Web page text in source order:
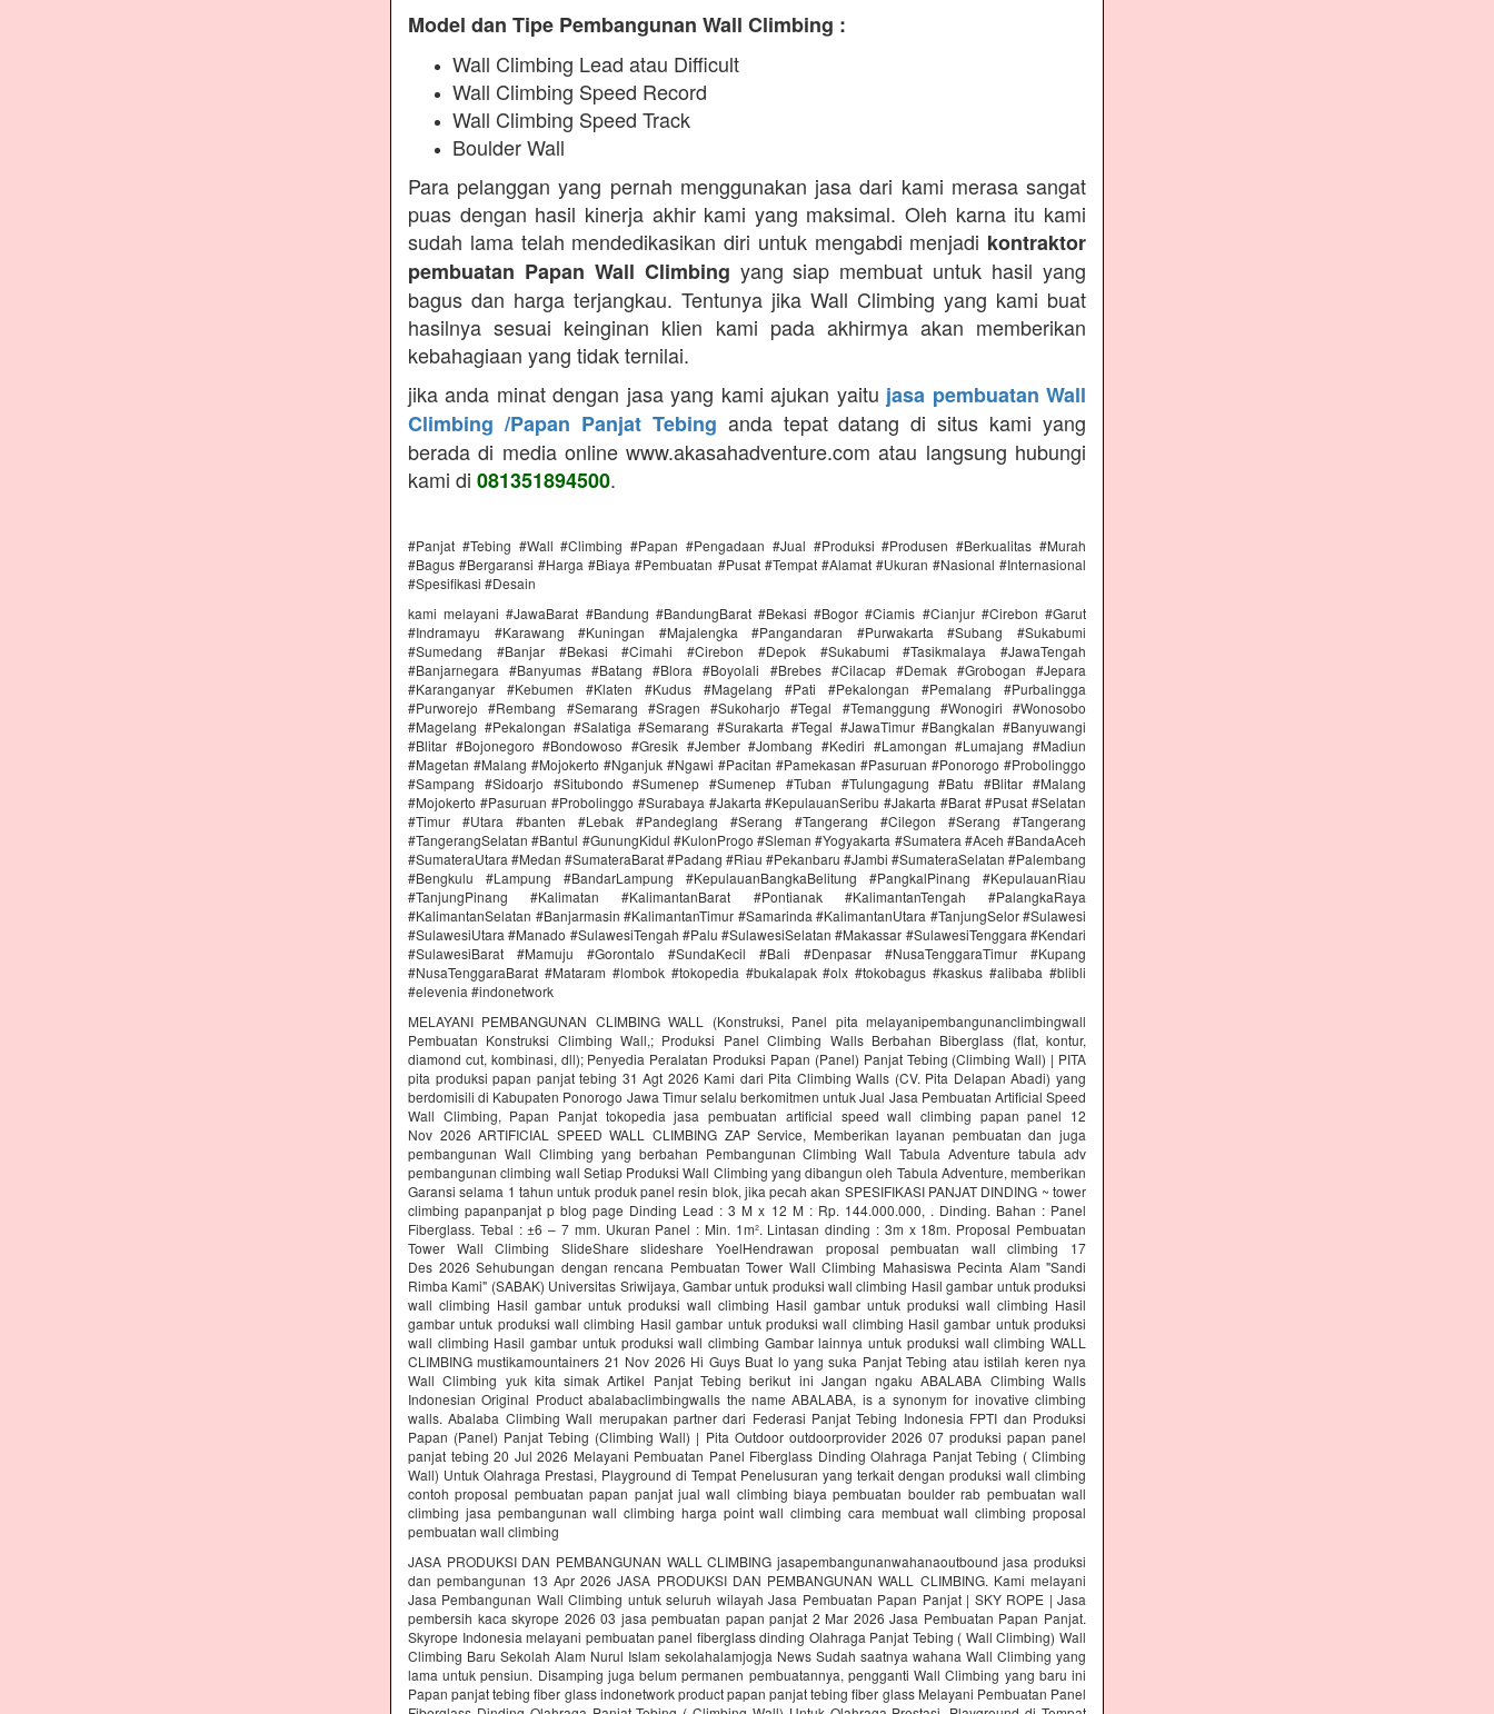
Model dan Tipe Pembangunan Wall Climbing :
Wall Climbing Lead atau Difficult
Wall Climbing Speed Record
Wall Climbing Speed Track
Boulder Wall
Para pelanggan yang pernah menggunakan jasa dari kami merasa sangat
puas dengan hasil kinerja akhir kami yang maksimal. Oleh karna itu kami
sudah lama telah mendedikasikan diri untuk mengabdi menjadi kontraktor
pembuatan Papan Wall Climbing yang siap membuat untuk hasil yang
bagus dan harga terjangkau. Tentunya jika Wall Climbing yang kami buat
hasilnya sesuai keinginan klien kami pada akhirmya akan memberikan
kebahagiaan yang tidak ternilai.
jika anda minat dengan jasa yang kami ajukan yaitu jasa pembuatan Wall
Climbing /Papan Panjat Tebing anda tepat datang di situs kami yang
berada di media online www.akasahadventure.com atau langsung hubungi
kami di 081351894500.
#Panjat #Tebing #Wall #Climbing #Papan #Pengadaan #Jual #Produksi #Produsen #Berkualitas #Murah
#Bagus #Bergaransi #Harga #Biaya #Pembuatan #Pusat #Tempat #Alamat #Ukuran #Nasional #Internasional
#Spesifikasi #Desain
kami melayani #JawaBarat #Bandung #BandungBarat #Bekasi #Bogor #Ciamis #Cianjur #Cirebon #Garut
#Indramayu #Karawang #Kuningan #Majalengka #Pangandaran #Purwakarta #Subang #Sukabumi
#Sumedang #Banjar #Bekasi #Cimahi #Cirebon #Depok #Sukabumi #Tasikmalaya #JawaTengah
#Banjarnegara #Banyumas #Batang #Blora #Boyolali #Brebes #Cilacap #Demak #Grobogan #Jepara
#Karanganyar #Kebumen #Klaten #Kudus #Magelang #Pati #Pekalongan #Pemalang #Purbalingga
#Purworejo #Rembang #Semarang #Sragen #Sukoharjo #Tegal #Temanggung #Wonogiri #Wonosobo
#Magelang #Pekalongan #Salatiga #Semarang #Surakarta #Tegal #JawaTimur #Bangkalan #Banyuwangi
#Blitar #Bojonegoro #Bondowoso #Gresik #Jember #Jombang #Kediri #Lamongan #Lumajang #Madiun
#Magetan #Malang #Mojokerto #Nganjuk #Ngawi #Pacitan #Pamekasan #Pasuruan #Ponorogo #Probolinggo
#Sampang #Sidoarjo #Situbondo #Sumenep #Sumenep #Tuban #Tulungagung #Batu #Blitar #Malang
#Mojokerto #Pasuruan #Probolinggo #Surabaya #Jakarta #KepulauanSeribu #Jakarta #Barat #Pusat #Selatan
#Timur #Utara #banten #Lebak #Pandeglang #Serang #Tangerang #Cilegon #Serang #Tangerang
#TangerangSelatan #Bantul #GunungKidul #KulonProgo #Sleman #Yogyakarta #Sumatera #Aceh #BandaAceh
#SumateraUtara #Medan #SumateraBarat #Padang #Riau #Pekanbaru #Jambi #SumateraSelatan #Palembang
#Bengkulu #Lampung #BandarLampung #KepulauanBangkaBelitung #PangkalPinang #KepulauanRiau
#TanjungPinang #Kalimatan #KalimantanBarat #Pontianak #KalimantanTengah #PalangkaRaya
#KalimantanSelatan #Banjarmasin #KalimantanTimur #Samarinda #KalimantanUtara #TanjungSelor #Sulawesi
#SulawesiUtara #Manado #SulawesiTengah #Palu #SulawesiSelatan #Makassar #SulawesiTenggara #Kendari
#SulawesiBarat #Mamuju #Gorontalo #SundaKecil #Bali #Denpasar #NusaTenggaraTimur #Kupang
#NusaTenggaraBarat #Mataram #lombok #tokopedia #bukalapak #olx #tokobagus #kaskus #alibaba #blibli
#elevenia #indonetwork
MELAYANI PEMBANGUNAN CLIMBING WALL (Konstruksi, Panel pita melayanipembangunanclimbingwall
Pembuatan Konstruksi Climbing Wall,; Produksi Panel Climbing Walls Berbahan Biberglass (flat, kontur,
diamond cut, kombinasi, dll); Penyedia Peralatan Produksi Papan (Panel) Panjat Tebing (Climbing Wall) | PITA
pita produksi papan panjat tebing 31 Agt 2026 Kami dari Pita Climbing Walls (CV. Pita Delapan Abadi) yang
berdomisili di Kabupaten Ponorogo Jawa Timur selalu berkomitmen untuk Jual Jasa Pembuatan Artificial Speed
Wall Climbing, Papan Panjat tokopedia jasa pembuatan artificial speed wall climbing papan panel 12
Nov 2026 ARTIFICIAL SPEED WALL CLIMBING ZAP Service, Memberikan layanan pembuatan dan juga
pembangunan Wall Climbing yang berbahan Pembangunan Climbing Wall Tabula Adventure tabula adv
pembangunan climbing wall Setiap Produksi Wall Climbing yang dibangun oleh Tabula Adventure, memberikan
Garansi selama 1 tahun untuk produk panel resin blok, jika pecah akan SPESIFIKASI PANJAT DINDING ~ tower
climbing papanpanjat p blog page Dinding Lead : 3 M x 12 M : Rp. 144.000.000, . Dinding. Bahan : Panel
Fiberglass. Tebal : ±6 – 7 mm. Ukuran Panel : Min. 1m². Lintasan dinding : 3m x 18m. Proposal Pembuatan
Tower Wall Climbing SlideShare slideshare YoelHendrawan proposal pembuatan wall climbing 17
Des 2026 Sehubungan dengan rencana Pembuatan Tower Wall Climbing Mahasiswa Pecinta Alam "Sandi
Rimba Kami" (SABAK) Universitas Sriwijaya, Gambar untuk produksi wall climbing Hasil gambar untuk produksi
wall climbing Hasil gambar untuk produksi wall climbing Hasil gambar untuk produksi wall climbing Hasil
gambar untuk produksi wall climbing Hasil gambar untuk produksi wall climbing Hasil gambar untuk produksi
wall climbing Hasil gambar untuk produksi wall climbing Gambar lainnya untuk produksi wall climbing WALL
CLIMBING mustikamountainers 21 Nov 2026 Hi Guys Buat lo yang suka Panjat Tebing atau istilah keren nya
Wall Climbing yuk kita simak Artikel Panjat Tebing berikut ini Jangan ngaku ABALABA Climbing Walls
Indonesian Original Product abalabaclimbingwalls the name ABALABA, is a synonym for inovative climbing
walls. Abalaba Climbing Wall merupakan partner dari Federasi Panjat Tebing Indonesia FPTI dan Produksi
Papan (Panel) Panjat Tebing (Climbing Wall) | Pita Outdoor outdoorprovider 2026 07 produksi papan panel
panjat tebing 20 Jul 2026 Melayani Pembuatan Panel Fiberglass Dinding Olahraga Panjat Tebing ( Climbing
Wall) Untuk Olahraga Prestasi, Playground di Tempat Penelusuran yang terkait dengan produksi wall climbing
contoh proposal pembuatan papan panjat jual wall climbing biaya pembuatan boulder rab pembuatan wall
climbing jasa pembangunan wall climbing harga point wall climbing cara membuat wall climbing proposal
pembuatan wall climbing
JASA PRODUKSI DAN PEMBANGUNAN WALL CLIMBING jasapembangunanwahanaoutbound jasa produksi
dan pembangunan 13 Apr 2026 JASA PRODUKSI DAN PEMBANGUNAN WALL CLIMBING. Kami melayani
Jasa Pembangunan Wall Climbing untuk seluruh wilayah Jasa Pembuatan Papan Panjat | SKY ROPE | Jasa
pembersih kaca skyrope 2026 03 jasa pembuatan papan panjat 2 Mar 2026 Jasa Pembuatan Papan Panjat.
Skyrope Indonesia melayani pembuatan panel fiberglass dinding Olahraga Panjat Tebing ( Wall Climbing) Wall
Climbing Baru Sekolah Alam Nurul Islam sekolahalamjogja News Sudah saatnya wahana Wall Climbing yang
lama untuk pensiun. Disamping juga belum permanen pembuatannya, pengganti Wall Climbing yang baru ini
Papan panjat tebing fiber glass indonetwork product papan panjat tebing fiber glass Melayani Pembuatan Panel